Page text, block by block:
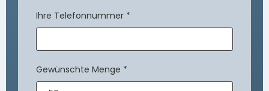
Ihre Telefonnummer *
Gewünschte Menge *